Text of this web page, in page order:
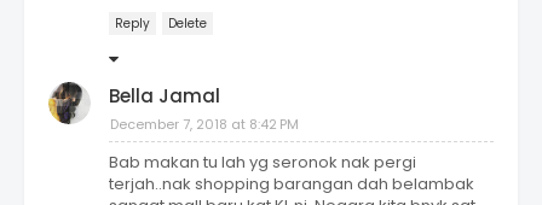
Reply Delete
Bella Jamal
December 7, 2018 at 8:42 PM
Bab makan tu lah yg seronok nak pergi
terjah..nak shopping barangan dah belambak